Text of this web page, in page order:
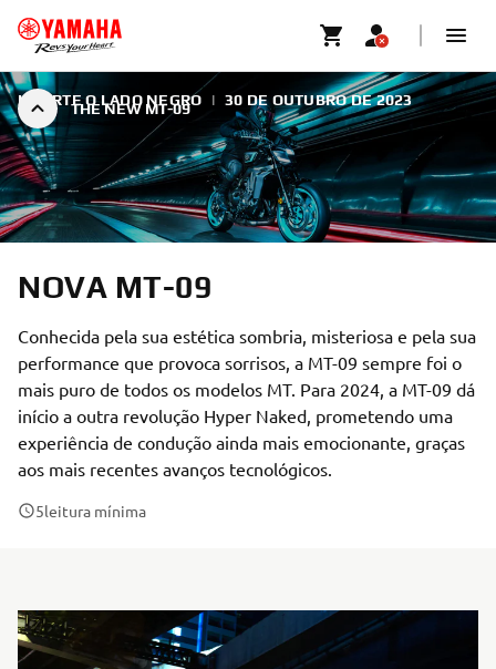
THE NEW MT-09
LIBERTE O LADO NEGRO | 30 DE OUTUBRO DE 2023
NOVA MT-09
Conhecida pela sua estética sombria, misteriosa e pela sua
performance que provoca sorrisos, a MT-09 sempre foi o
mais puro de todos os modelos MT. Para 2024, a MT-09 dá
início a outra revolução Hyper Naked, prometendo uma
experiência de condução ainda mais emocionante, graças
aos mais recentes avanços tecnológicos.
5leitura mínima